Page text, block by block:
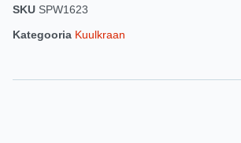
SKU SPW1623
Kategooria Kuulkraan